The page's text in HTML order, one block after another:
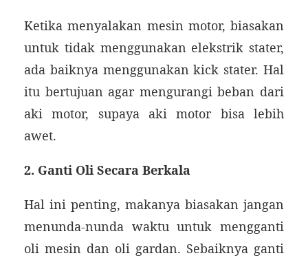
Ketika menyalakan mesin motor, biasakan
untuk tidak menggunakan elekstrik stater,
ada baiknya menggunakan kick stater. Hal
itu bertujuan agar mengurangi beban dari
aki motor, supaya aki motor bisa lebih
awet.
2. Ganti Oli Secara Berkala
Hal ini penting, makanya biasakan jangan
menunda-nunda waktu untuk mengganti
oli mesin dan oli gardan. Sebaiknya ganti